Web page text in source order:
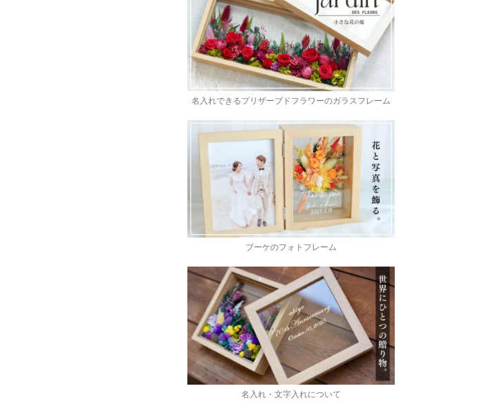
名入れできるプリザーブドフラワーのガラスフレーム
ブーケのフォトフレーム
名入れ・文字入れについて